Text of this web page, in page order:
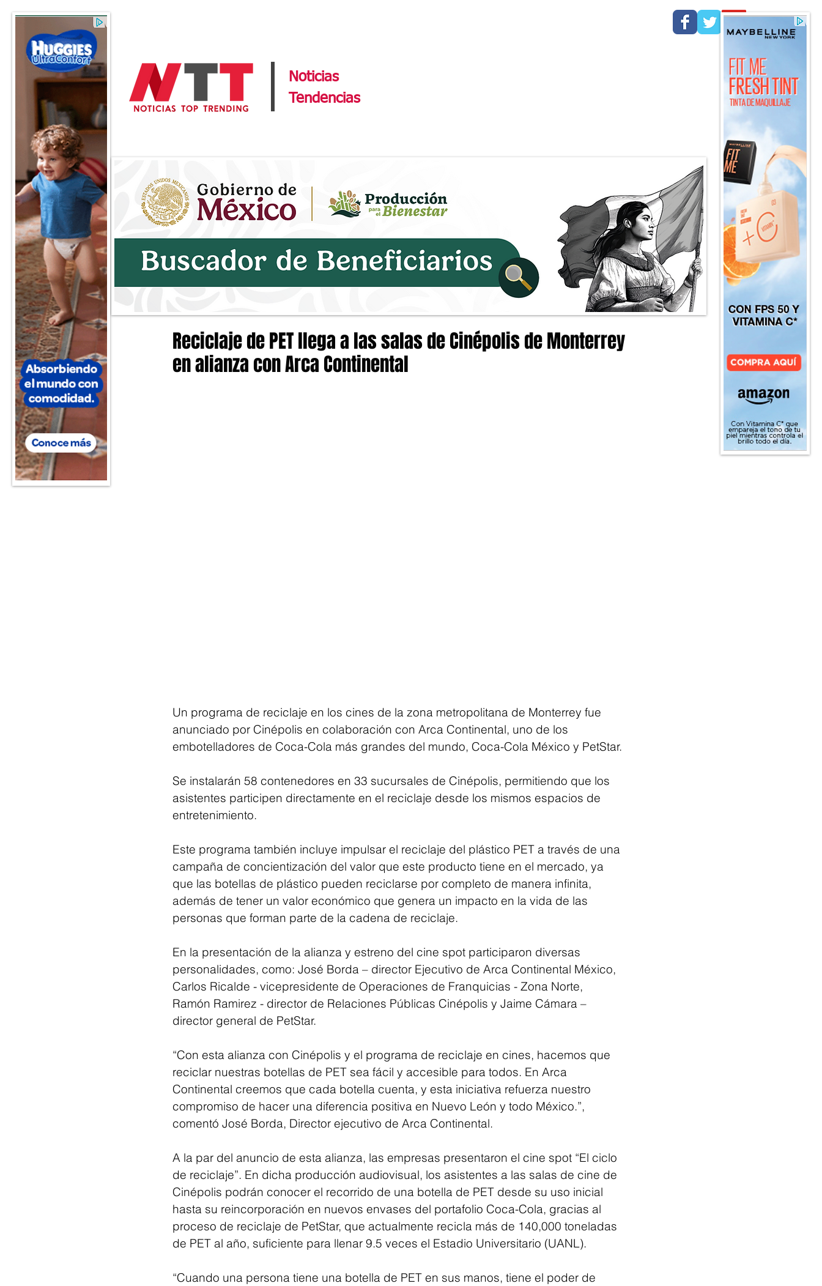
Noticias
Tendencias
Reciclaje de PET llega a las salas de Cinépolis de Monterrey
en alianza con Arca Continental
Un programa de reciclaje en los cines de la zona metropolitana de Monterrey fue
anunciado por Cinépolis en colaboración con Arca Continental, uno de los
embotelladores de Coca-Cola más grandes del mundo, Coca-Cola México y PetStar.
Se instalarán 58 contenedores en 33 sucursales de Cinépolis, permitiendo que los
asistentes participen directamente en el reciclaje desde los mismos espacios de
entretenimiento.
Este programa también incluye impulsar el reciclaje del plástico PET a través de una
campaña de concientización del valor que este producto tiene en el mercado, ya
que las botellas de plástico pueden reciclarse por completo de manera infinita,
además de tener un valor económico que genera un impacto en la vida de las
personas que forman parte de la cadena de reciclaje.
En la presentación de la alianza y estreno del cine spot participaron diversas
personalidades, como: José Borda – director Ejecutivo de Arca Continental México,
Carlos Ricalde - vicepresidente de Operaciones de Franquicias - Zona Norte,
Ramón Ramirez - director de Relaciones Públicas Cinépolis y Jaime Cámara –
director general de PetStar.
“Con esta alianza con Cinépolis y el programa de reciclaje en cines, hacemos que
reciclar nuestras botellas de PET sea fácil y accesible para todos. En Arca
Continental creemos que cada botella cuenta, y esta iniciativa refuerza nuestro
compromiso de hacer una diferencia positiva en Nuevo León y todo México.”,
comentó José Borda, Director ejecutivo de Arca Continental.
A la par del anuncio de esta alianza, las empresas presentaron el cine spot “El ciclo
de reciclaje”. En dicha producción audiovisual, los asistentes a las salas de cine de
Cinépolis podrán conocer el recorrido de una botella de PET desde su uso inicial
hasta su reincorporación en nuevos envases del portafolio Coca-Cola, gracias al
proceso de reciclaje de PetStar, que actualmente recicla más de 140,000 toneladas
de PET al año, suficiente para llenar 9.5 veces el Estadio Universitario (UANL).
“Cuando una persona tiene una botella de PET en sus manos, tiene el poder de